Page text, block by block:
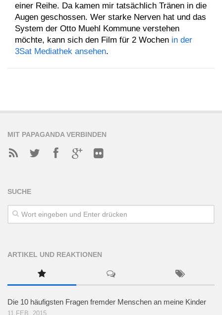
einer Reihe. Da kamen mir tatsächlich Tränen in die
Augen geschossen. Wer starke Nerven hat und das
System der Otto Muehl Kommune verstehen
möchte, kann sich den Film für 2 Wochen in der
3Sat Mediathek ansehen.
MIT PAPAGANDA VERBINDEN
SUCHE
ARTIKEL UND REAKTIONEN
Die 10 häufigsten Fragen fremder Menschen an meine Kinder
11 FEB, 2015